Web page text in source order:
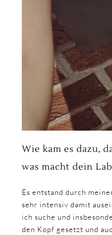
Wie kam es dazu,
was macht dein
Es entstand durch
sehr intensiv damit
ich suche und
den Kopf gesetzt und